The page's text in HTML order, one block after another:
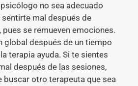
no sea adecuado
mal después de
pues se remueven emociones.
global después de un tiempo
terapia ayuda. Si te sientes
después de las sesiones,
buscar otro terapeuta que sea